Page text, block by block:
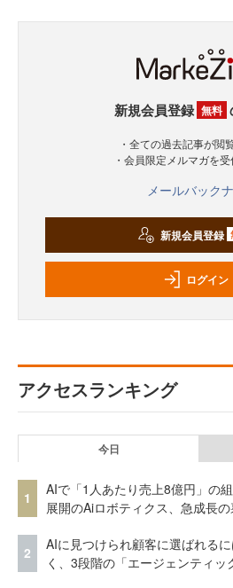
新規会員登録 無料
・全ての過去記事が閲
・会員限定メルマガを
メールバック
新規会員登録
ログイン
アクセスランキング
今日
1
AIで「1人あたり売上8億円」の
展開のAiロボティクス、急成長
2
AIに見つけられ顧客に選ばれる
く、3段階の「エージェンティッ